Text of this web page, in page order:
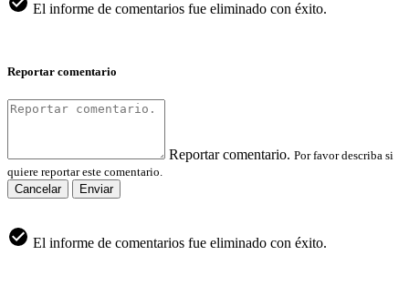
El informe de comentarios fue eliminado con éxito.
Reportar comentario
Reportar comentario. Por favor describa si
quiere reportar este comentario.
Cancelar
Enviar
El informe de comentarios fue eliminado con éxito.